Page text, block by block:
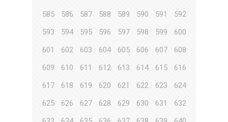
585
586 587 588 589 590 591
592
593
594 595 596 597 598 599
600
601
602 603 604 605 606 607
608
609
610 611 612 613 614 615
616
617
618 619 620 621 622 623
624
625
626 627 628 629 630 631
632